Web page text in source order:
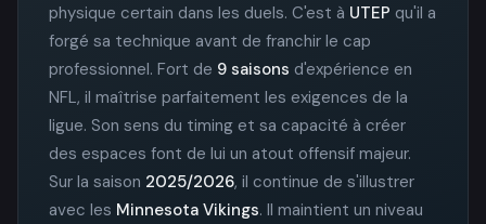
physique certain dans les duels. C'est à UTEP qu'il a
forgé sa technique avant de franchir le cap
professionnel. Fort de 9 saisons d'expérience en
NFL, il maîtrise parfaitement les exigences de la
ligue. Son sens du timing et sa capacité à créer
des espaces font de lui un atout offensif majeur.
Sur la saison 2025/2026, il continue de s'illustrer
avec les Minnesota Vikings. Il maintient un niveau